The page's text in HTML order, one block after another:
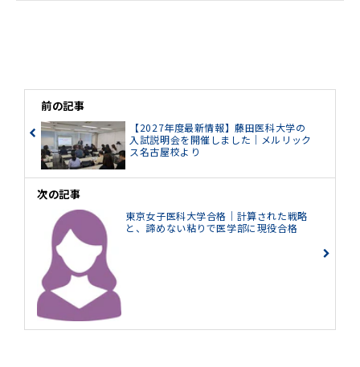
前の記事
【2027年度最新情報】藤田医科大学の
入試説明会を開催しました｜メルリック
ス名古屋校より
次の記事
東京女子医科大学合格｜計算された戦略
と、諦めない粘りで医学部に現役合格